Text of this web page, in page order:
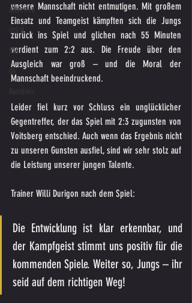
Altherren
U15 B
U16
unsere Mannschaft nicht entmutigen. Mit großem
Einsatz und Teamgeist kämpften sich die Jungs
zurück ins Spiel und glichen nach 55 Minuten
verdient zum 2:2 aus. Die Freude über den
Ausgleich war groß – und die Moral der
Mannschaft beeindruckend.
Leider fiel kurz vor Schluss ein unglücklicher
Gegentreffer, der das Spiel mit 2:3 zugunsten von
Voitsberg entschied. Auch wenn das Ergebnis nicht
zu unseren Gunsten ausfiel, sind wir sehr stolz auf
die Leistung unserer jungen Talente.
Trainer Willi Durigon nach dem Spiel:
Die Entwicklung ist klar erkennbar, und
der Kampfgeist stimmt uns positiv für die
kommenden Spiele. Weiter so, Jungs – ihr
seid auf dem richtigen Weg!